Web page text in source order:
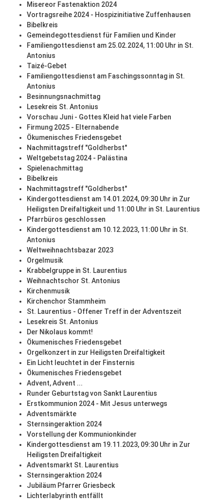
Misereor Fastenaktion 2024
Vortragsreihe 2024 - Hospizinitiative Zuffenhausen
Bibelkreis
Gemeindegottesdienst für Familien und Kinder
Familiengottesdienst am 25.02.2024, 11:00 Uhr in St.
Antonius
Taizé-Gebet
Familiengottesdienst am Faschingssonntag in St.
Antonius
Besinnungsnachmittag
Lesekreis St. Antonius
Vorschau Juni - Gottes Kleid hat viele Farben
Firmung 2025 - Elternabende
Ökumenisches Friedensgebet
Nachmittagstreff "Goldherbst"
Weltgebetstag 2024 - Palästina
Spielenachmittag
Bibelkreis
Nachmittagstreff "Goldherbst"
Kindergottesdienst am 14.01.2024, 09:30 Uhr in Zur
Heiligsten Dreifaltigkeit und 11:00 Uhr in St. Laurentius
Pfarrbüros geschlossen
Kindergottesdienst am 10.12.2023, 11:00 Uhr in St.
Antonius
Weltweihnachtsbazar 2023
Orgelmusik
Krabbelgruppe in St. Laurentius
Weihnachtschor St. Antonius
Kirchenmusik
Kirchenchor Stammheim
St. Laurentius - Offener Treff in der Adventszeit
Lesekreis St. Antonius
Der Nikolaus kommt!
Ökumenisches Friedensgebet
Orgelkonzert in zur Heiligsten Dreifaltigkeit
Ein Licht leuchtet in der Finsternis
Ökumenisches Friedensgebet
Advent, Advent ...
Runder Geburtstag von Sankt Laurentius
Erstkommunion 2024 - Mit Jesus unterwegs
Adventsmärkte
Sternsingeraktion 2024
Vorstellung der Kommunionkinder
Kindergottesdienst am 19.11.2023, 09:30 Uhr in Zur
Heiligsten Dreifaltigkeit
Adventsmarkt St. Laurentius
Sternsingeraktion 2024
Jubiläum Pfarrer Griesbeck
Lichterlabyrinth entfällt